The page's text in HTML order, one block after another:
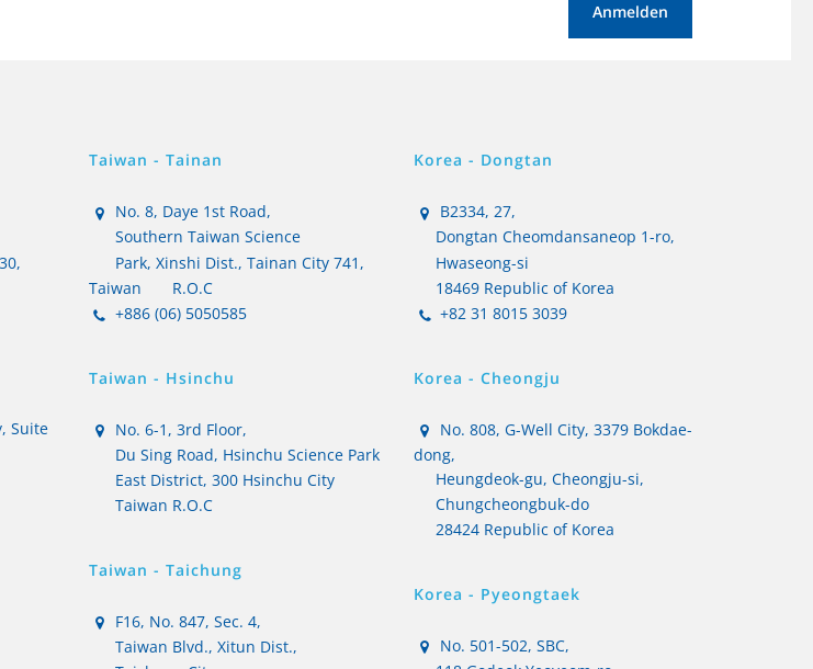
Anmelden
Suite
Taiwan - Tainan
No. 8, Daye 1st Road,
Southern Taiwan Science
Park, Xinshi Dist., Tainan City 741,
Taiwan
R.O.C
+886 (06) 5050585
Taiwan - Hsinchu
No. 6-1, 3rd Floor,
Du Sing Road, Hsinchu Science Park
East District, 300 Hsinchu City
Taiwan R.O.C
Taiwan - Taichung
F16, No. 847, Sec. 4,
Taiwan Blvd., Xitun Dist.,
Korea - Dongtan
B2334, 27,
Dongtan Cheomdansaneop 1-ro,
Hwaseong-si
18469 Republic of Korea
+82 31 8015 3039
Korea - Cheongju
No. 808, G-Well City, 3379 Bokdae-
dong,
Heungdeok-gu, Cheongju-si,
Chungcheongbuk-do
28424 Republic of Korea
Korea - Pyeongtaek
No. 501-502, SBC,